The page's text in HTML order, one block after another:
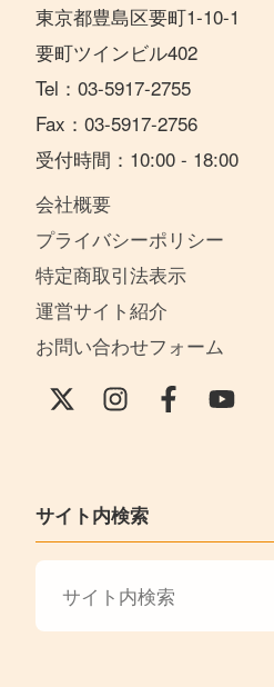
東京都豊島区要町1-10-1
要町ツインビル402
Tel：03-5917-2755
Fax：03-5917-2756
受付時間：10:00 - 18:00
会社概要
プライバシーポリシー
特定商取引法表示
運営サイト紹介
お問い合わせフォーム
サイト内検索